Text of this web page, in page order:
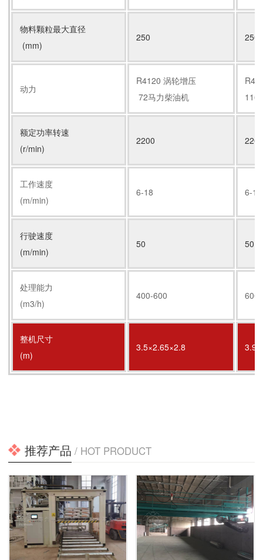
物料颗粒最大直径
(mm)
250 250
动力
R4120 涡轮增压
72马力柴油机
116
额定功率转速
(r/min)
2200 2200
工作速度
(m/min)
6-18 6-18
行驶速度
(m/min)
50 50
处理能力
(m3/h)
400-600
整机尺寸
(m)
3.5×2.65×2.8
推荐产品 / HOT PRODUCT